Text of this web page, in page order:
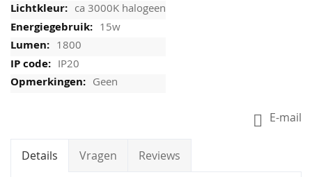
ca 3000K halogeen
15w
1800
IP20
Geen
E-mail
Details Vragen Reviews